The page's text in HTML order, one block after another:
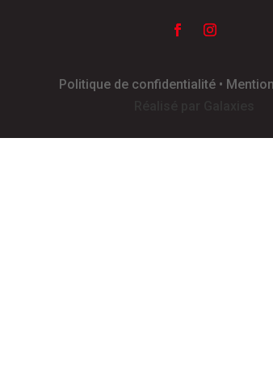
Politique de confidentialité •